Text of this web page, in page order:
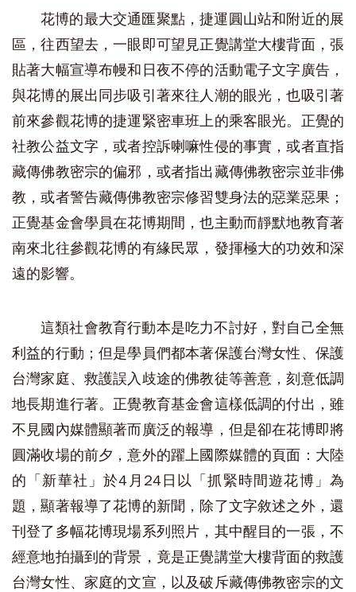
花博的最大交通匯聚點，捷運圓山站和附近的展
區，往西望去，一眼即可望見正覺講堂大樓背面，張
貼著大幅宣導布幔和日夜不停的活動電子文字廣告，
與花博的展出同步吸引著來往人潮的眼光，也吸引著
前來參觀花博的捷運緊密車班上的乘客眼光。正覺的
社教公益文字，或者控訴喇嘛性侵的事實，或者直指
藏傳佛教密宗的偏邪，或者指出藏傳佛教密宗並非佛
教，或者警告藏傳佛教密宗修習雙身法的惡業惡果；
正覺基金會學員在花博期間，也主動而靜默地教育著
南來北往參觀花博的有緣民眾，發揮極大的功效和深
遠的影響。
這類社會教育行動本是吃力不討好，對自己全無
利益的行動；但是學員們都本著保護台灣女性、保護
台灣家庭、救護誤入歧途的佛教徒等善意，刻意低調
地長期進行著。正覺教育基金會這樣低調的付出，雖
不見國內媒體顯著而廣泛的報導，但是卻在花博即將
圓滿收場的前夕，意外的躍上國際媒體的頁面：大陸
的「新華社」於4月24日以「抓緊時間遊花博」為
題，顯著報導了花博的新聞，除了文字敘述之外，還
刊登了多幅花博現場系列照片，其中醒目的一張，不
經意地拍攝到的背景，竟是正覺講堂大樓背面的救護
台灣女性、家庭的文宣，以及破斥藏傳佛教密宗的文